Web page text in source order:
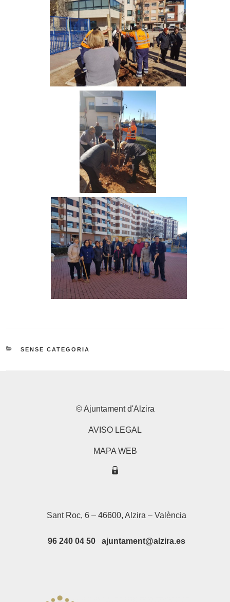
CATEGORIES
SENSE CATEGORIA
© Ajuntament d'Alzira
AVISO LEGAL
MAPA WEB
Sant Roc, 6 – 46600, Alzira – València
96 240 04 50 ajuntament@alzira.es